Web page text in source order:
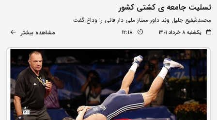
تسلیت جامعه ی کشتی کشور
محمدشفیع جلیل وند داور ممتاز ملی دار فانی را وداع گفت
یکشنبه ۸ خرداد ۱۴۰۱ 12:18 مشاهده بیشتر